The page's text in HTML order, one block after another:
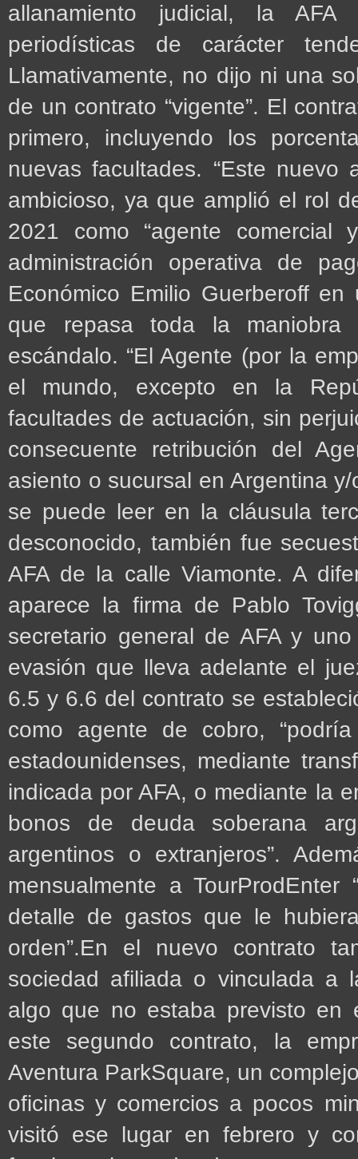
allanamiento judicial, la AFA
periodísticas de carácter
Llamativamente, no dijo ni una
de un contrato “vigente”. El
primero, incluyendo los
nuevas facultades. “Este
ambicioso, ya que amplió el rol
2021 como “agente
administración operativa de
Económico Emilio Guerberoff
que repasa toda la
escándalo. “El Agente (por la
el mundo, excepto en la
facultades de actuación, sin
consecuente retribución del
asiento o sucursal en Argentina
se puede leer en la cláusula
desconocido, también fue
AFA de la calle Viamonte. A
aparece la firma de Pablo
secretario general de AFA y
evasión que lleva adelante el
6.5 y 6.6 del contrato se
como agente de cobro,
estadounidenses, mediante
indicada por AFA, o mediante la
bonos de deuda soberana
argentinos o extranjeros”.
mensualmente a
detalle de gastos que le
orden”.En el nuevo contrato
sociedad afiliada o vinculada a
algo que no estaba previsto en
este segundo contrato, la
Aventura ParkSquare, un
oficinas y comercios a pocos
visitó ese lugar en febrero y